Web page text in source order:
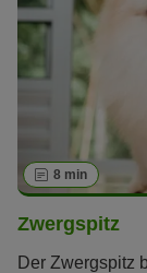
8 min
Zwergspitz
Der Zwergspitz